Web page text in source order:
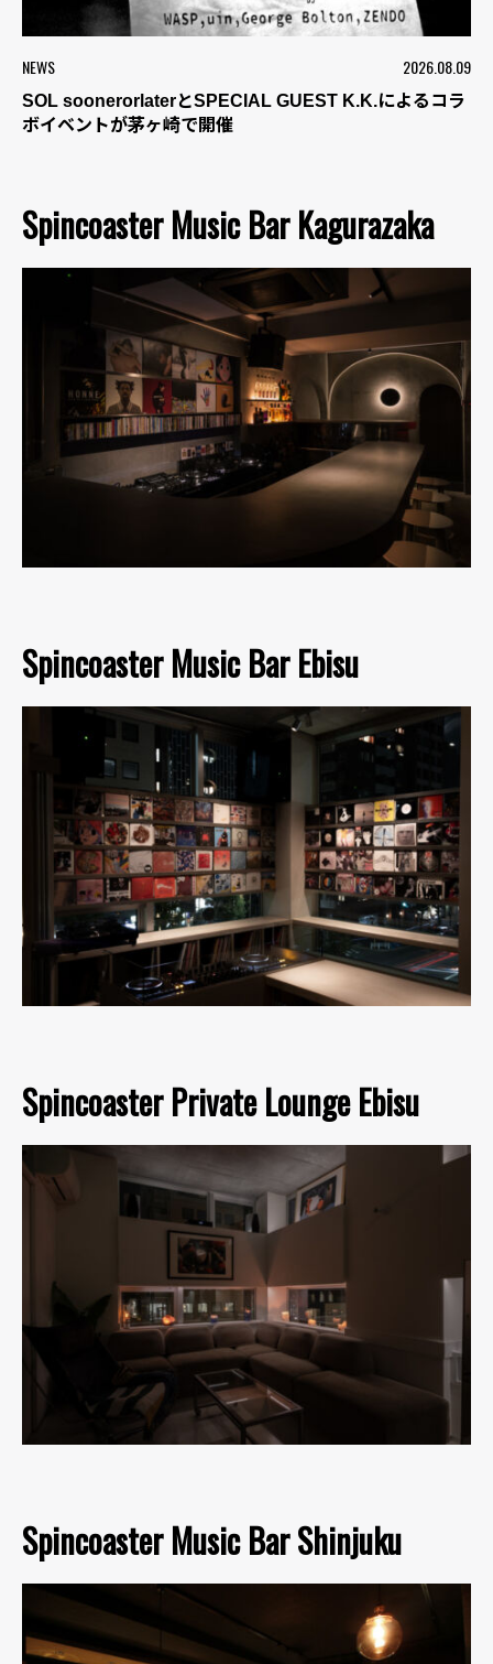
NEWS 2026.08.09
SOL soonerorlaterとSPECIAL GUEST K.K.によるコラ
ボイベントが茅ヶ崎で開催
Spincoaster Music Bar Kagurazaka
Spincoaster Music Bar Ebisu
Spincoaster Private Lounge Ebisu
Spincoaster Music Bar Shinjuku